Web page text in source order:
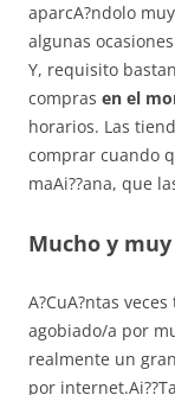
aparcA?ndolo
algunas
Y, requisito
compras en el
horarios. Las
comprar cuando
maAi??ana, que
Mucho y
A?CuA?ntas
agobiado/a por
realmente un
por